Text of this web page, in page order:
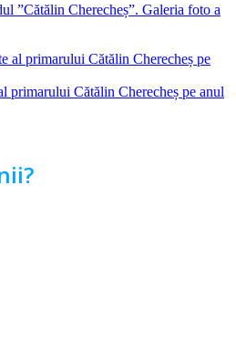
”Cătălin Cherecheș”. Galeria foto a
primarului Cătălin Cherecheș pe anul